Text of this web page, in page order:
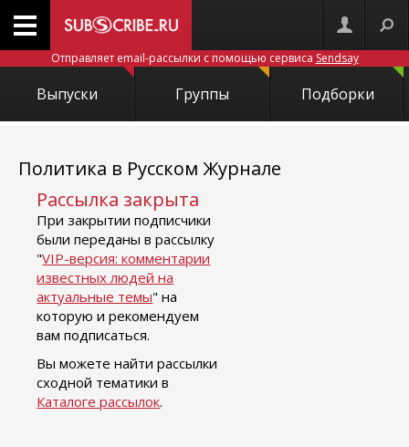
Отправляет email-рассылки с помощью сервиса Sendsay
Выпуски Группы Подборки
Политика в Русском Журнале
Рассылка закрыта
При закрытии подписчики
были переданы в рассылку
"VIP-версия: комментарии
известных людей на
актуальные темы" на
которую и рекомендуем
вам подписаться.
Вы можете найти рассылки
сходной тематики в
Каталоге рассылок.